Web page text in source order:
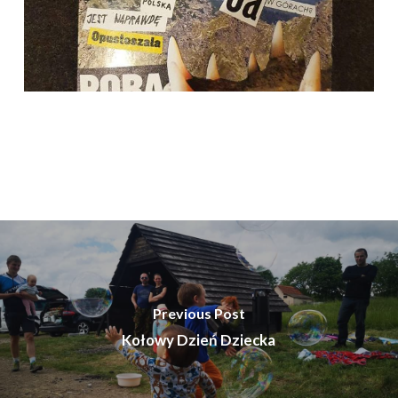
Previous Post
Kołowy Dzień Dziecka